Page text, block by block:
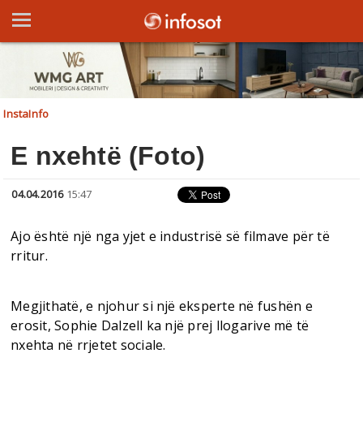
InstaInfo
E nxehtë (Foto)
04.04.2016 15:47
Ajo është një nga yjet e industrisë së filmave për të
rritur.
Megjithatë, e njohur si një eksperte në fushën e
erosit, Sophie Dalzell ka një prej llogarive më të
nxehta në rrjetet sociale.